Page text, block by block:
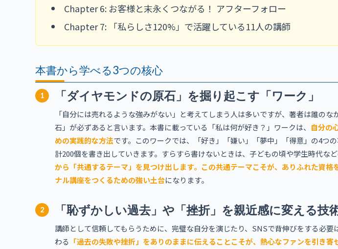
Chapter 6: お客様と末永くつながる！ アフターフォロー
Chapter 7: 「私らしさ120%」で活躍している11人の講師
本書から学べる3つの核心
1 「ダイヤモンドの原石」を掘り起こす「ワーク」
「自分には売れるような強みがない」と考えてしまう人は多いですが、著者は誰の
石」が必ずあると言います。本書に載っている「私は何が好き？」ワークは、 自分の
めの実践的な方法です。このワークでは、「好き」「嫌い」「夢中」「得意」の4つ
計200個を書き出していきます。すらすら書けないときは、子どもの頃や学生時代な
から「共通するテーマ」を見つけ出します。この共通テーマこそが、ありふれた資
ナル講座をつくるための強い土台になります。
2 「恥ずかしい過去」や「挫折」を親近感に変える技
講師として信頼してもらうために、完璧な自分を演じたり、SNSで背伸びをする必
わる 「過去の失敗や挫折」をありのままに伝えることこそが、熱心なファンを引き寄